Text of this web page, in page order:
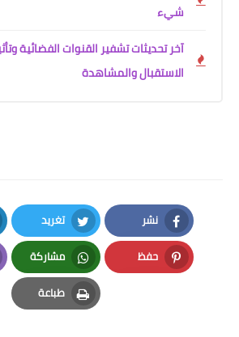
شيء
آخر تحديثات تشفير القنوات الفضائية
الاستقبال والمشاهدة
نشر
Facebook
تغريد
Twitter
حفظ
Pinterest
مشاركة
Whatsapp
طباعة
Print